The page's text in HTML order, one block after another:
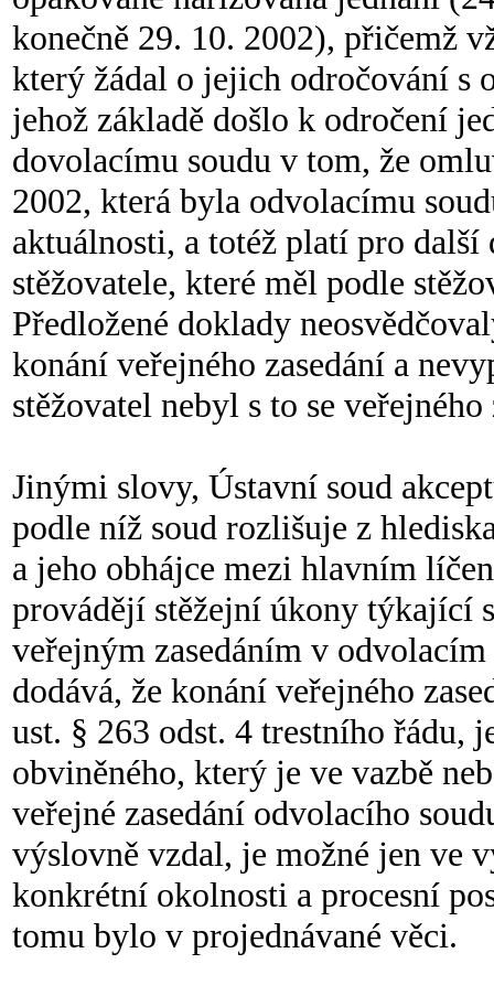
konečně 29. 10. 2002), přičemž
který žádal o jejich odročování s
jehož základě došlo k odročení
dovolacímu soudu v tom, že
2002, která byla odvolacímu
aktuálnosti, a totéž platí pro
stěžovatele, které měl podle
Předložené doklady
konání veřejného zasedání a
stěžovatel nebyl s to se
Jinými slovy, Ústavní soud
podle níž soud rozlišuje z
a jeho obhájce mezi hlavním
provádějí stěžejní úkony týkající
veřejným zasedáním v
dodává, že konání veřejného
ust. § 263 odst. 4 trestního řádu,
obviněného, který je ve vazbě
veřejné zasedání odvolacího
výslovně vzdal, je možné jen ve
konkrétní okolnosti a procesní
tomu bylo v projednávané věci.